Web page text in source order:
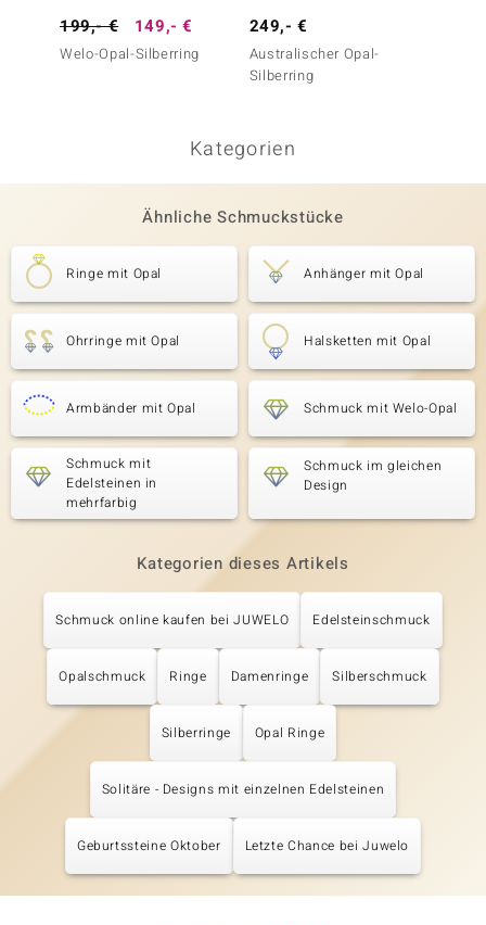
199,- € 149,- €
Welo-Opal-Silberring
249,- €
Australischer Opal-
Silberring
Kategorien
Ähnliche Schmuckstücke
Ringe mit Opal Anhänger mit Opal
Ohrringe mit Opal Halsketten mit Opal
Armbänder mit Opal Schmuck mit Welo-Opal
Schmuck mit
Edelsteinen in
mehrfarbig
Schmuck im gleichen
Design
Kategorien dieses Artikels
Schmuck online kaufen bei JUWELO Edelsteinschmuck
Opalschmuck Ringe Damenringe Silberschmuck
Silberringe Opal Ringe
Solitäre - Designs mit einzelnen Edelsteinen
Geburtssteine Oktober Letzte Chance bei Juwelo